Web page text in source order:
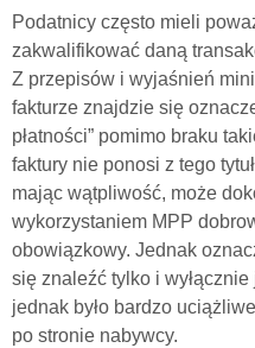
Podatnicy często mieli
zakwalifikować daną
Z przepisów i wyjaśnień
fakturze znajdzie się
płatności” pomimo braku
faktury nie ponosi z tego
mając wątpliwość, może
wykorzystaniem MPP
obowiązkowy. Jednak
się znaleźć tylko i
jednak było bardzo
po stronie nabywcy.